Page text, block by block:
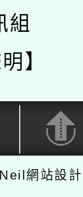
組
】
網站設